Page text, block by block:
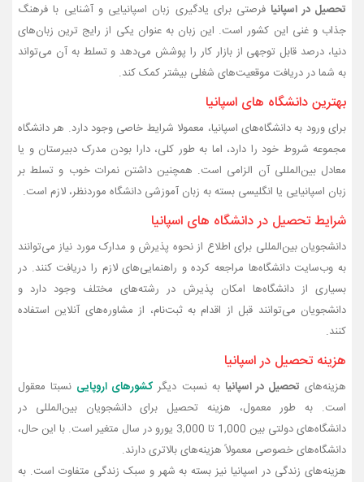
تحصیل در اسپانیا فرصتی برای یادگیری زبان اسپانیایی و آشنایی با فرهنگ
جذاب و غنی این کشور است. این زبان به عنوان یکی از رایج ترین زبان‌های
دنیا، درصد قابل توجهی از بازار کار را پوشش می‌دهد و تسلط به آن می‌تواند
به شما در دریافت موقعیت‌های شغلی بیشتر کمک کند.
بهترین دانشگاه‌ های اسپانیا
برای ورود به دانشگاه‌های اسپانیا، معمولا شرایط خاصی وجود دارد. هر دانشگاه
مجموعه شروط خود را دارد، اما به‌ طور کلی، دارا بودن مدرک دبیرستان و یا
معادل بین‌المللی آن الزامی است. همچنین داشتن نمرات خوب و تسلط بر
زبان اسپانیایی یا انگلیسی بسته به زبان آموزشی دانشگاه موردنظر، لازم است.
شرایط تحصیل در دانشگاه‌ های اسپانیا
دانشجویان بین‌المللی برای اطلاع از نحوه پذیرش و مدارک مورد نیاز می‌توانند
به وب‌سایت دانشگاه‌ها مراجعه کرده و راهنمایی‌های لازم را دریافت کنند. در
بسیاری از دانشگاه‌ها امکان پذیرش در رشته‌های مختلف وجود دارد و
دانشجویان می‌توانند قبل از اقدام به ثبت‌نام، از مشاوره‌های آنلاین استفاده
کنند.
هزینه‌ تحصیل در اسپانیا
هزینه‌های تحصیل در اسپانیا به نسبت دیگرکشورهای اروپایی نسبتا معقول
است. به‌ طور معمول، هزینه تحصیل برای دانشجویان بین‌المللی در
دانشگاه‌های دولتی بین 1,000 تا 3,000 یورو در سال متغیر است. با این حال،
دانشگاه‌های خصوصی معمولاً هزینه‌های بالاتری دارند.
هزینه‌های زندگی در اسپانیا نیز بسته به شهر و سبک زندگی متفاوت است. به‌